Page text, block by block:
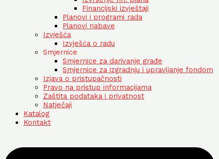
Financijski izvještaji
Planovi i programi rada
Planovi nabave
Izvješća
Izvješća o radu
Smjernice
Smjernice za darivanje građe
Smjernice za izgradnju i upravljanje fondom
Izjava o pristupačnosti
Pravo na pristup informacijama
Zaštita podataka i privatnost
Natječaji
Katalog
Kontakt